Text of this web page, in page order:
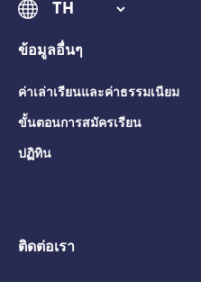
ข้อมูลอื่นๆ
ค่าเล่าเรียนและค่าธรรมเนียม
ขั้นตอนการสมัครเรียน
ปฏิทิน
ติดต่อเรา